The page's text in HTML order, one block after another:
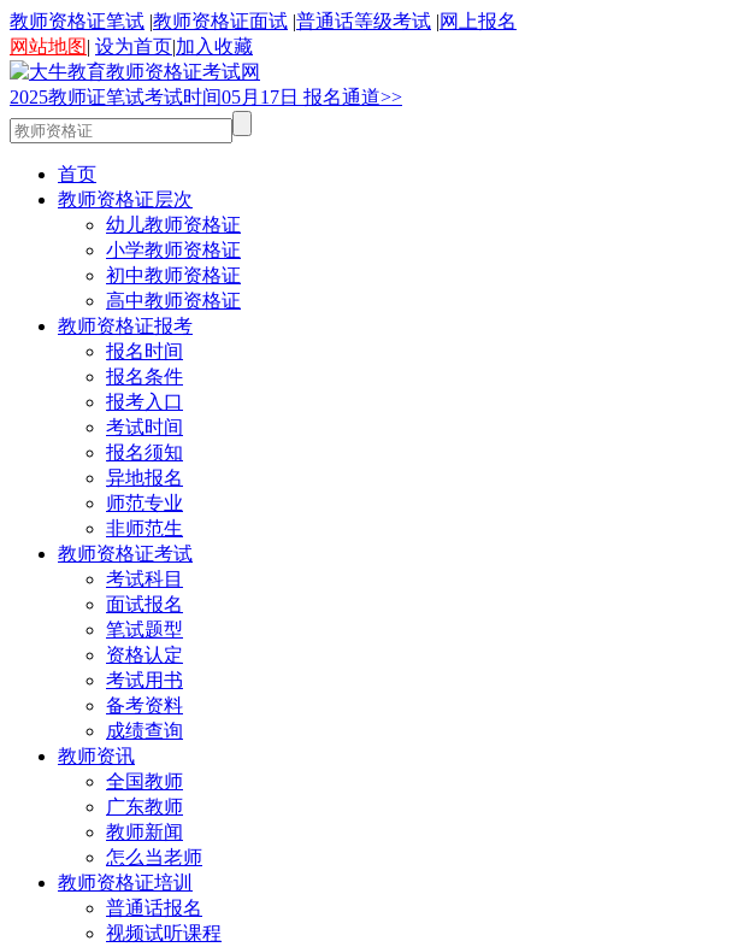
教师资格证笔试 |教师资格证面试 |普通话等级考试 |网上报名
网站地图| 设为首页|加入收藏
2025教师证笔试考试时间05月 17日 报名通道>>
首页
教师资格证层次
幼儿教师资格证
小学教师资格证
初中教师资格证
高中教师资格证
教师资格证报考
报名时间
报名条件
报考入口
考试时间
报名须知
异地报名
师范专业
非师范生
教师资格证考试
考试科目
面试报名
笔试题型
资格认定
考试用书
备考资料
成绩查询
教师资讯
全国教师
广东教师
教师新闻
怎么当老师
教师资格证培训
普通话报名
视频试听课程